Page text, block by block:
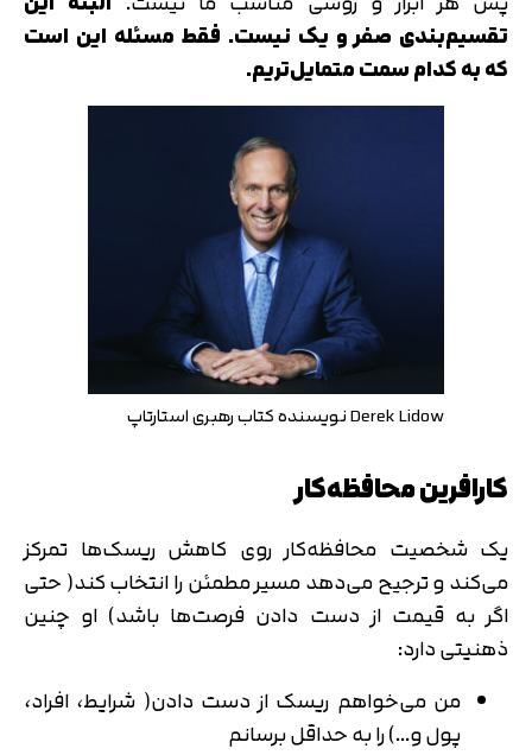
تقسیم‌بندی صفر و یک نیست. فقط مسئله این است
که به کدام سمت متمایل‌تریم.
Derek Lidow نویسنده کتاب رهبری استارتاپ
کارافرین محافظه‌کار
یک شخصیت محافظه‌کار روی کاهش ریسک‌ها تمرکز
می‌کند و ترجیح می‌دهد مسیر مطمئن را انتخاب کند( حتی
اگر به قیمت از دست دادن فرصت‌ها باشد) او چنین
ذهنیتی دارد:
من می‌خواهم ریسک از دست دادن( شرایط، افراد،
پول و…) را به حداقل برسانم